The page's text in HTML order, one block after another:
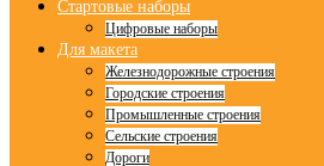
Стартовые наборы
Цифровые наборы
Для макета
Железнодорожные строения
Городские строения
Промышленные строения
Сельские строения
Дороги